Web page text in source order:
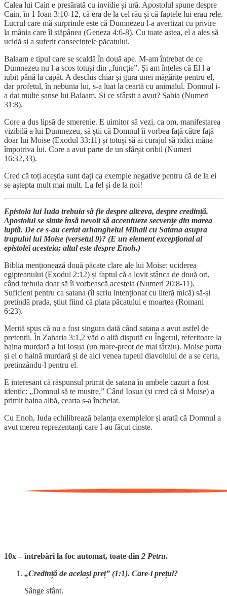
Calea lui Cain e presărată cu invidie și ură. Apostolul spune despre
Cain, în 1 Ioan 3:10-12, că era de la cel rău și că faptele lui erau rele.
Lucrul care mă surprinde este că Dumnezeu l-a avertizat cu privire
la mânia care îl stăpânea (Geneza 4:6-8). Cu toate astea, el a ales să
ucidă și a suferit consecințele păcatului.
Balaam e tipul care se scaldă în două ape. M-am întrebat de ce
Dumnezeu nu l-a scos totuși din „funcție”. Și am înțeles că El l-a
iubit până la capăt. A deschis chiar și gura unei măgărițe pentru el,
dar profetul, în nebunia lui, s-a luat la ceartă cu animalul. Domnul i-
a dat multe șanse lui Balaam. Și ce sfârșit a avut? Sabia (Numeri
31:8).
Core a dus lipsă de smerenie. E uimitor să vezi, ca om, manifestarea
vizibilă a lui Dumnezeu, să știi că Domnul îi vorbea față către față
doar lui Moise (Exodul 33:11) și totuși să ai curajul să ridici mâna
împotriva lui. Core a avut parte de un sfârșit oribil (Numeri
16:32,33).
Cred că toți aceștia sunt dați ca exemple negative pentru că de la ei
se aștepta mult mai mult. La fel și de la noi!
Epistola lui Iuda trebuia să fie despre altceva, despre credință.
Apostolul se simte însă nevoit să accentueze secvențe din marea
luptă. De ce s-au certat arhanghelul Mihail cu Satana asupra
trupului lui Moise (versetul 9)? (E un element excepțional al
epistolei acesteia; altul este despre Enoh.)
Biblia menționează două păcate clare ale lui Moise: uciderea
egipteanului (Exodul 2:12) și faptul că a lovit stânca de două ori,
când trebuia doar să îi vorbească acesteia (Numeri 20:8-11).
Suficient pentru ca satana (îl scriu intenționat cu literă mică) să-și
pretindă prada, știut fiind că plata păcatului e moartea (Romani
6:23).
Merită spus că nu a fost singura dată când satana a avut astfel de
pretenții. În Zaharia 3:1,2 văd o altă dispută cu Îngerul, referitoare la
haina murdară a lui Iosua (un mare-preot de mai târziu). Moise purta
și el o haină murdară și de aici venea tupeul diavolului de a se certa,
pretinzându-l pentru el.
E interesant că răspunsul primit de satana în ambele cazuri a fost
identic: „Domnul să te mustre.” Când Iosua (și cred că și Moise) a
primit haina albă, cearta s-a încheiat.
Cu Enoh, Iuda echilibrează balanța exemplelor și arată că Domnul a
avut mereu reprezentanți care I-au făcut cinste.
10x – întrebări la foc automat, toate din 2 Petru.
„Credință de același preț” (1:1). Care-i prețul?
Sânge sfânt.